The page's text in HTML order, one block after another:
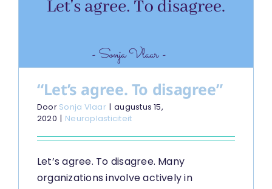
“Let’s agree. To disagree”
Door Sonja Vlaar | augustus 15,
2020 | Neuroplasticiteit
Let’s agree. To disagree. Many
organizations involve actively in